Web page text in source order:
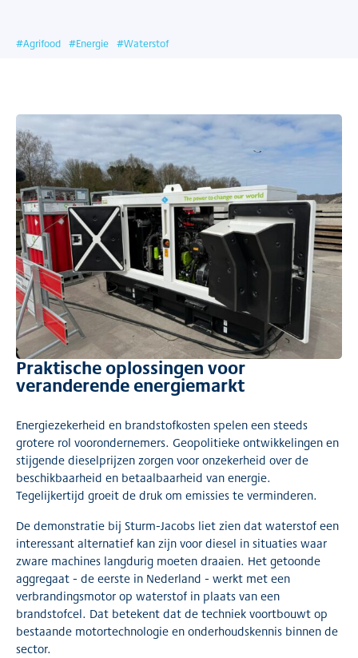
#Agrifood #Energie #Waterstof
Praktische oplossingen voor
veranderende energiemarkt
Energiezekerheid en brandstofkosten spelen een steeds
grotere rol voorondernemers. Geopolitieke ontwikkelingen en
stijgende dieselprijzen zorgen voor onzekerheid over de
beschikbaarheid en betaalbaarheid van energie.
Tegelijkertijd groeit de druk om emissies te verminderen.
De demonstratie bij Sturm-Jacobs liet zien dat waterstof een
interessant alternatief kan zijn voor diesel in situaties waar
zware machines langdurig moeten draaien. Het getoonde
aggregaat - de eerste in Nederland - werkt met een
verbrandingsmotor op waterstof in plaats van een
brandstofcel. Dat betekent dat de techniek voortbouwt op
bestaande motortechnologie en onderhoudskennis binnen de
sector.